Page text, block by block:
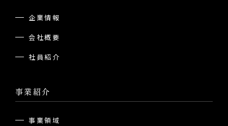
企業情報
会社概要
社員紹介
事業紹介
事業領域